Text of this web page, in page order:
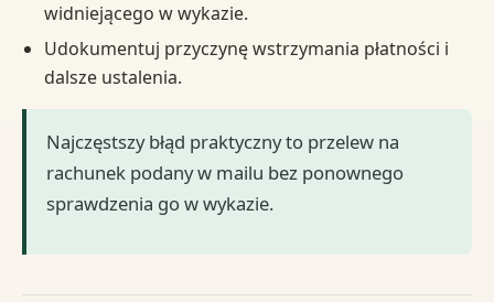
widniejącego w wykazie.
Udokumentuj przyczynę wstrzymania płatności i
dalsze ustalenia.
Najczęstszy błąd praktyczny to przelew na
rachunek podany w mailu bez ponownego
sprawdzenia go w wykazie.